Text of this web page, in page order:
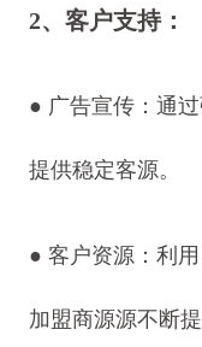
2、客户支持：
● 广告宣传：通
提供稳定客源。
● 客户资源：利
加盟商源源不断